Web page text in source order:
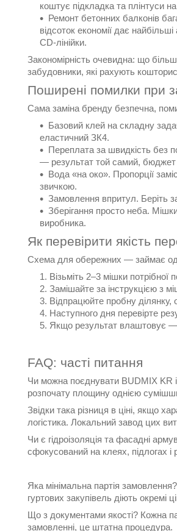
коштує підкладка та плінтуси
Ремонт бетонних балконів
відсоток економії дає
CD-лінійки.
Закономірність очевидна: що
забудовники, які рахують
Поширені помилки при
Сама заміна бренду безпечна,
Базовий клей на складну
еластичний ЗК4.
Переплата за швидкість без
— результат той самий,
Вода «на око». Пропорції
звичкою.
Замовлення впритул. Беріть
Зберігання просто неба.
виробника.
Як перевірити якість
Схема для обережних — займає
Візьміть 2–3 мішки потрібної
Замішайте за інструкцією з
Відпрацюйте пробну ділянку,
Наступного дня перевірте
Якщо результат влаштовує —
FAQ: часті питання
Чи можна поєднувати BUDMIX KR
розпочату площину однією
Звідки така різниця в ціні, якщо
логістика. Локальний завод цих
Чи є гідроізоляція та фасадні
сфокусований на клеях, підлогах
Яка мінімальна партія
гуртових закупівель діють окремі
Що з документами якості? Кожна
замовленні, це штатна процедура.